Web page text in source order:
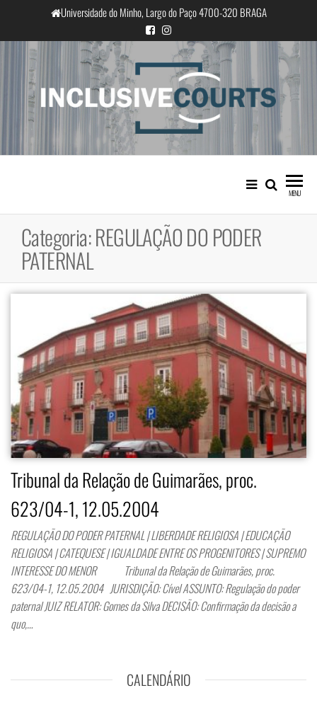
o
conteúdo
Universidade do Minho, Largo do Paço 4700-320 BRAGA
InclusiveCourts
Igualdade e diferença cultural na
prática judicial portuguesa
MENU
Categoria:REGULAÇÃO DO PODER
PATERNAL
Tribunal da Relação de Guimarães, proc.
623/04-1, 12.05.2004
REGULAÇÃO DO PODER PATERNAL | LIBERDADE RELIGIOSA | EDUCAÇÃO
RELIGIOSA | CATEQUESE | IGUALDADE ENTRE OS PROGENITORES | SUPREMO
INTERESSE DO MENOR Tribunal da Relação de Guimarães, proc.
623/04-1, 12.05.2004 JURISDIÇÃO: Cível ASSUNTO: Regulação do poder
paternal JUIZ RELATOR: Gomes da Silva DECISÃO: Confirmação da decisão a
quo,…
CALENDÁRIO